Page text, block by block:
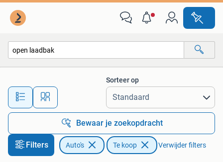
Alle afstanden…
Sorteer op
Bewaar je zoekopdracht
Filters Auto's Te koop Verwijder filters